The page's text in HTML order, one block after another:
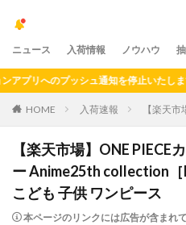
ニュース 入荷情報 ノウハウ
へのプッシュ通知を停止いたします。）
HOME 入荷速報 【楽天
【楽天市場】ONE PIECE
ー Anime25th collection
こども 子供 ワンピース
本ページのリンクには広告が含まれて